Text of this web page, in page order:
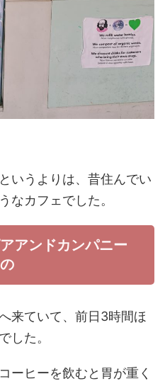
いうよりは、昔住んでい
なカフェでした。
アンドカンパニー
来ていて、前日3時間ほ
した。
ーヒーを飲むと胃が重く